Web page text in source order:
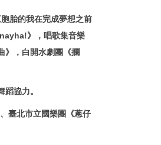
胎的我在完成夢想之前
》，唱歌集音樂
》，白開水劇團《攔
協力。
臺北市立國樂團《蔥仔